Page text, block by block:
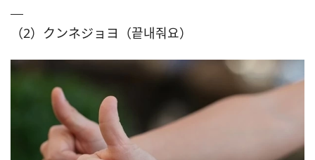
（2）クンネジョヨ（끝내줘요）